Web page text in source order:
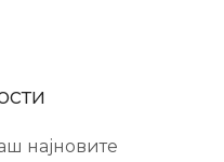
најновите